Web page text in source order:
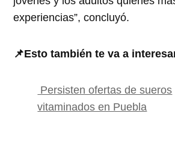
experiencias”, concluyó.
📌Esto también te va a
Persisten ofertas de sueros
vitaminados en Puebla